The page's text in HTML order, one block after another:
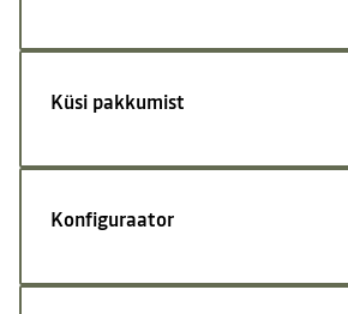
Küsi pakkumist
Konfiguraator